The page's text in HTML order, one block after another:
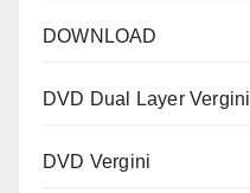
DOWNLOAD
DVD Dual Layer Vergini
DVD Vergini